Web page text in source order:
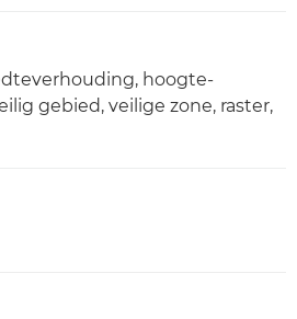
hoogte-
gebied, veilige zone, raster,